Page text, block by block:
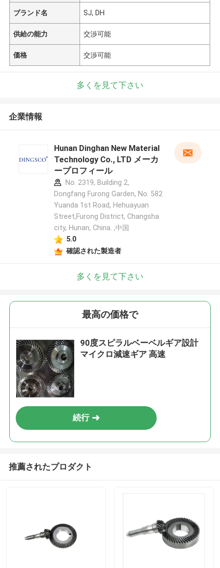
ブランド名 SJ, DH
供給の能力 交渉可能
価格 交渉可能
多くを見て下さい
企業情報
Hunan Dinghan New Material
Technology Co., LTD メーカ
ープロフィール
No. 2319, Building 2,
Dongfang Furong Garden, No. 582
Yuanda 1st Road, Hehuayuan
Street,Furong District, Changsha
city, Hunan, China. ,中国
5.0
確認された製造者
多くを見て下さい
最高の価格で
90度スピラルベーベルギア設計
マイクロ減速ギア 高速
続行
推薦されたプロダクト